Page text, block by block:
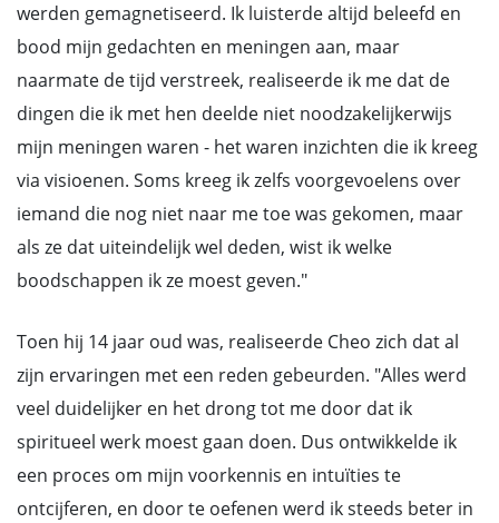
werden gemagnetiseerd. Ik luisterde altijd beleefd en
bood mijn gedachten en meningen aan, maar
naarmate de tijd verstreek, realiseerde ik me dat de
dingen die ik met hen deelde niet noodzakelijkerwijs
mijn meningen waren - het waren inzichten die ik kreeg
via visioenen. Soms kreeg ik zelfs voorgevoelens over
iemand die nog niet naar me toe was gekomen, maar
als ze dat uiteindelijk wel deden, wist ik welke
boodschappen ik ze moest geven."
Toen hij 14 jaar oud was, realiseerde Cheo zich dat al
zijn ervaringen met een reden gebeurden. "Alles werd
veel duidelijker en het drong tot me door dat ik
spiritueel werk moest gaan doen. Dus ontwikkelde ik
een proces om mijn voorkennis en intuïties te
ontcijferen, en door te oefenen werd ik steeds beter in